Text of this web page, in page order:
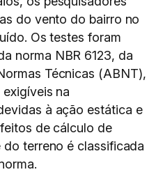
do vento do bairro no
Os testes foram
norma NBR 6123, da
Técnicas (ABNT),
na
à ação estática e
de cálculo de
terreno é classificada